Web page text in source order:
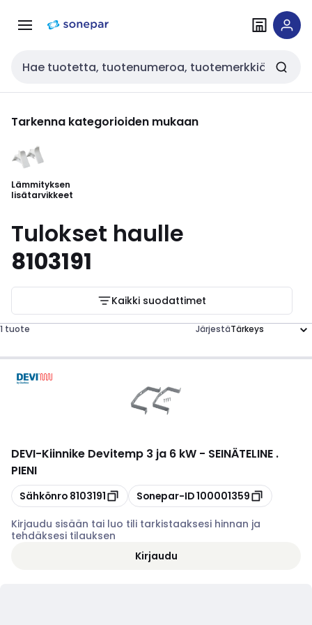
navigointiinsisältöön
Haku
Tarkenna kategorioiden mukaan
Lämmityksen
lisätarvikkeet
Tulokset haulle
8103191
Kaikki suodattimet
1 tuote Järjestä
DEVI-Kiinnike Devitemp 3 ja 6 kW - SEINÄTELINE .
PIENI
Kopioi
Sähkönro 8103191 Kopioi
Sonepar-ID100001359
Kirjaudu sisään tai luo tili tarkistaaksesi hinnan ja
tehdäksesi tilauksen
Kirjaudu